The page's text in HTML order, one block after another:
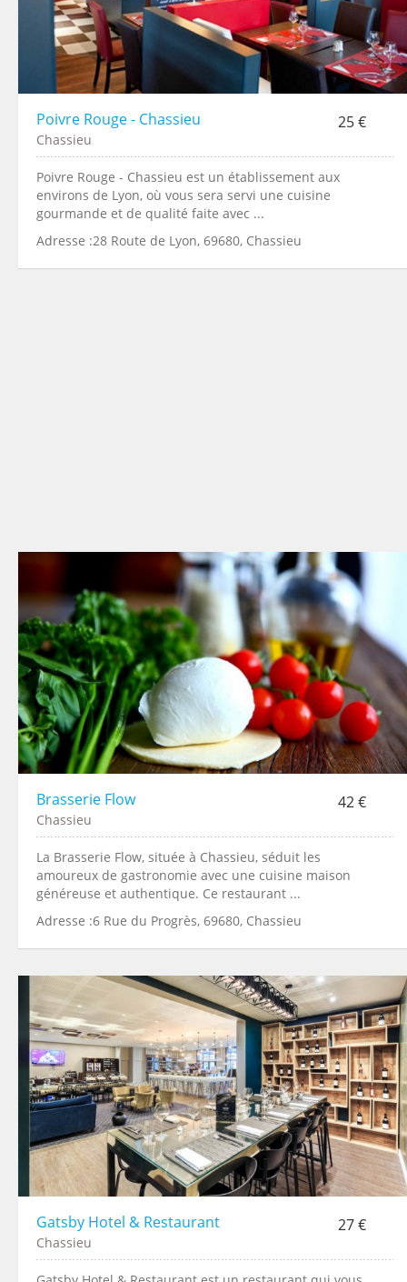
Poivre Rouge - Chassieu 25 €
Chassieu
Poivre Rouge - Chassieu est un établissement aux
environs de Lyon, où vous sera servi une cuisine
gourmande et de qualité faite avec ...
Adresse :28 Route de Lyon, 69680, Chassieu
Brasserie Flow 42 €
Chassieu
La Brasserie Flow, située à Chassieu, séduit les
amoureux de gastronomie avec une cuisine maison
généreuse et authentique. Ce restaurant ...
Adresse :6 Rue du Progrès, 69680, Chassieu
Gatsby Hotel & Restaurant 27 €
Chassieu